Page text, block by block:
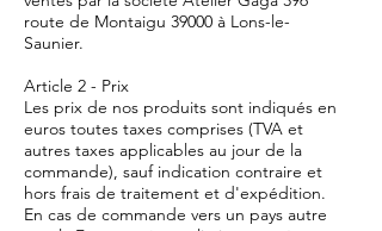
route de Montaigu 39000 à Lons-le-
Saunier.
Article 2 - Prix
Les prix de nos produits sont indiqués en
euros toutes taxes comprises (TVA et
autres taxes applicables au jour de la
commande), sauf indication contraire et
hors frais de traitement et d'expédition.
En cas de commande vers un pays autre